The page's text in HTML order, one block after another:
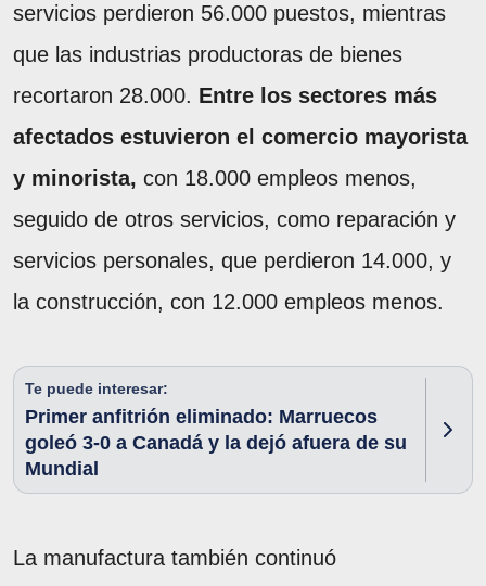
servicios perdieron 56.000 puestos, mientras
que las industrias productoras de bienes
recortaron 28.000. Entre los sectores más
afectados estuvieron el comercio mayorista
y minorista, con 18.000 empleos menos,
seguido de otros servicios, como reparación y
servicios personales, que perdieron 14.000, y
la construcción, con 12.000 empleos menos.
Te puede interesar:
Primer anfitrión eliminado: Marruecos
goleó 3-0 a Canadá y la dejó afuera de su
Mundial
La manufactura también continuó